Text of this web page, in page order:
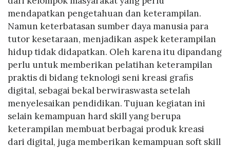
mendapatkan pengetahuan dan keterampilan.
Namun keterbatasan sumber daya manusia para
tutor kesetaraan, menjadikan aspek keterampilan
hidup tidak didapatkan. Oleh karena itu dipandang
perlu untuk memberikan pelatihan keterampilan
praktis di bidang teknologi seni kreasi grafis
digital, sebagai bekal berwiraswasta setelah
menyelesaikan pendidikan. Tujuan kegiatan ini
selain kemampuan hard skill yang berupa
keterampilan membuat berbagai produk kreasi
dari digital, juga memberikan kemampuan soft skill